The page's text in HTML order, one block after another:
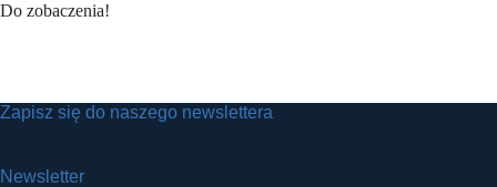
Do zobaczenia!
Zapisz się do naszego newslettera
Newsletter